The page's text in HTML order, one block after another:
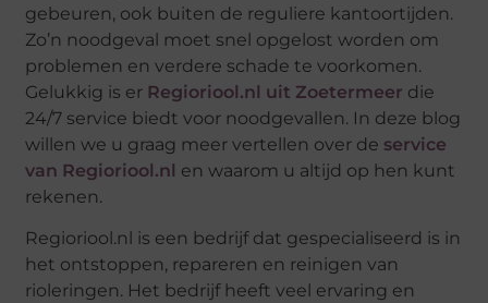
gebeuren, ook buiten de reguliere kantoortijden.
Zo’n noodgeval moet snel opgelost worden om
problemen en verdere schade te voorkomen.
Gelukkig is er Regioriool.nl uit Zoetermeer die
24/7 service biedt voor noodgevallen. In deze blog
willen we u graag meer vertellen over de service
van Regioriool.nl en waarom u altijd op hen kunt
rekenen.
Regioriool.nl is een bedrijf dat gespecialiseerd is in
het ontstoppen, repareren en reinigen van
rioleringen. Het bedrijf heeft veel ervaring en